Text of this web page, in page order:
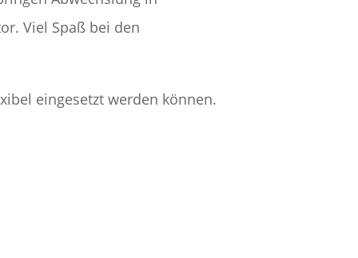
Viel Spaß bei den
eingesetzt werden können.